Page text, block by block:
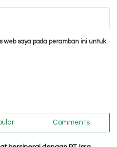
web saya pada peramban ini untuk
Comments